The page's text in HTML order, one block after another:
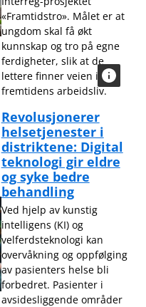
«Framtidstro». Målet er at
ungdom skal få økt
kunnskap og tro på egne
ferdigheter, slik at de
lettere finner veien inn i
fremtidens arbeidsliv.
Revolusjonerer
helsetjenester i
distriktene: Digital
teknologi gir eldre
og syke bedre
behandling
Ved hjelp av kunstig
intelligens (KI) og
velferdsteknologi kan
overvåkning og oppfølging
av pasienters helse bli
forbedret. Pasienter i
avsidesliggende områder